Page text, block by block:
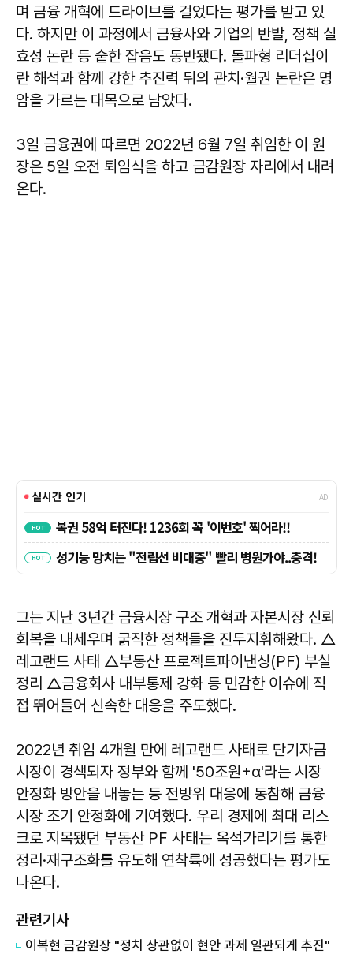
며 금융 개혁에 드라이브를 걸었다는 평가를 받고 있
다. 하지만 이 과정에서 금융사와 기업의 반발, 정책 실
효성 논란 등 숱한 잡음도 동반됐다. 돌파형 리더십이
란 해석과 함께 강한 추진력 뒤의 관치·월권 논란은 명
암을 가르는 대목으로 남았다.
3일 금융권에 따르면 2022년 6월 7일 취임한 이 원
장은 5일 오전 퇴임식을 하고 금감원장 자리에서 내려
온다.
그는 지난 3년간 금융시장 구조 개혁과 자본시장 신뢰
회복을 내세우며 굵직한 정책들을 진두지휘해왔다. △
레고랜드 사태 △부동산 프로젝트파이낸싱(PF) 부실
정리 △금융회사 내부통제 강화 등 민감한 이슈에 직
접 뛰어들어 신속한 대응을 주도했다.
2022년 취임 4개월 만에 레고랜드 사태로 단기자금
시장이 경색되자 정부와 함께 '50조원+α'라는 시장
안정화 방안을 내놓는 등 전방위 대응에 동참해 금융
시장 조기 안정화에 기여했다. 우리 경제에 최대 리스
크로 지목됐던 부동산 PF 사태는 옥석가리기를 통한
정리·재구조화를 유도해 연착륙에 성공했다는 평가도
나온다.
관련기사
이복현 금감원장 "정치 상관없이 현안 과제 일관되게 추진"